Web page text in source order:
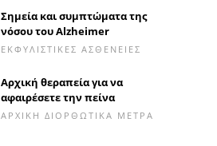
Σημεία και συμπτώματα της
νόσου του Alzheimer
ΕΚΦΥΛΙΣΤΙΚΈΣ ΑΣΘΈΝΕΙΕΣ
Αρχική θεραπεία για να
αφαιρέσετε την πείνα
ΑΡΧΙΚΉ ΔΙΟΡΘΩΤΙΚΆ ΜΈΤΡΑ